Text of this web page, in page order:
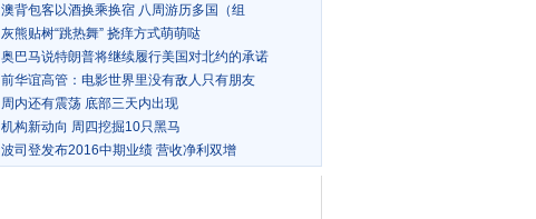
澳背包客以酒换乘换宿 八周游历多国（组
灰熊贴树“跳热舞” 挠痒方式萌萌哒
奥巴马说特朗普将继续履行美国对北约的承诺
前华谊高管：电影世界里没有敌人只有朋友
周内还有震荡 底部三天内出现
机构新动向 周四挖掘10只黑马
波司登发布2016中期业绩 营收净利双增